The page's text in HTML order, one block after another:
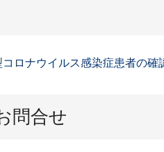
ロナウイルス感染症患者の確
問合せ